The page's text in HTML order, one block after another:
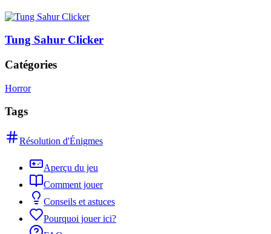
Tung Sahur Clicker
Catégories
Horror
Tags
Résolution d'Énigmes
Aperçu du jeu
Comment jouer
Conseils et astuces
Pourquoi jouer ici?